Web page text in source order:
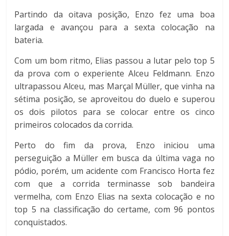
Partindo da oitava posição, Enzo fez uma boa
largada e avançou para a sexta colocação na
bateria.
Com um bom ritmo, Elias passou a lutar pelo top 5
da prova com o experiente Alceu Feldmann. Enzo
ultrapassou Alceu, mas Marçal Müller, que vinha na
sétima posição, se aproveitou do duelo e superou
os dois pilotos para se colocar entre os cinco
primeiros colocados da corrida.
Perto do fim da prova, Enzo iniciou uma
perseguição a Müller em busca da última vaga no
pódio, porém, um acidente com Francisco Horta fez
com que a corrida terminasse sob bandeira
vermelha, com Enzo Elias na sexta colocação e no
top 5 na classificação do certame, com 96 pontos
conquistados.